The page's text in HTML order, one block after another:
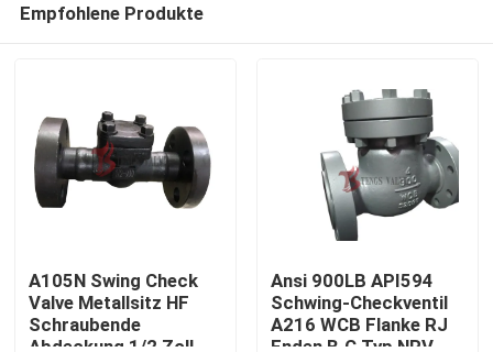
Empfohlene Produkte
A105N Swing Check
Valve Metallsitz HF
Schraubende
Abdeckung 1/2 Zoll
Ansi 900LB API594
Schwing-Checkventil
A216 WCB Flanke RJ
Enden B.C Typ NRV